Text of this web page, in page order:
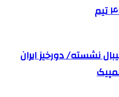
نشسته/ دورخیز ایران